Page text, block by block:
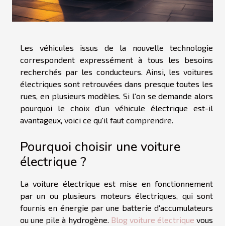
Les véhicules issus de la nouvelle technologie
correspondent expressément à tous les besoins
recherchés par les conducteurs. Ainsi, les voitures
électriques sont retrouvées dans presque toutes les
rues, en plusieurs modèles. Si l'on se demande alors
pourquoi le choix d'un véhicule électrique est-il
avantageux, voici ce qu'il faut comprendre.
Pourquoi choisir une voiture
électrique ?
La voiture électrique est mise en fonctionnement
par un ou plusieurs moteurs électriques, qui sont
fournis en énergie par une batterie d'accumulateurs
ou une pile à hydrogène. Blog voiture électrique vous